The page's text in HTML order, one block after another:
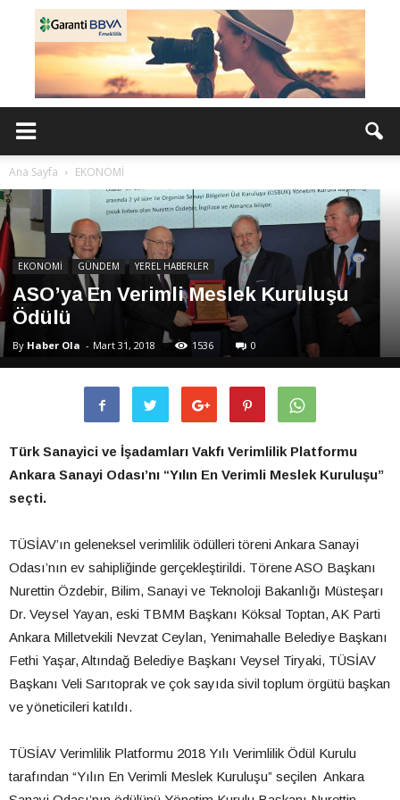
Ana Sayfa EKONOMİ
EKONOMİ GÜNDEM YEREL HABERLER
ASO’ya En Verimli Meslek Kuruluşu
Ödülü
By Haber Ola - Mart 31, 2018 1536 0
Türk Sanayici ve İşadamları Vakfı Verimlilik Platformu
Ankara Sanayi Odası’nı “Yılın En Verimli Meslek Kuruluşu”
seçti.
TÜSİAV’ın geleneksel verimlilik ödülleri töreni Ankara Sanayi
Odası’nın ev sahipliğinde gerçekleştirildi. Törene ASO Başkanı
Nurettin Özdebir, Bilim, Sanayi ve Teknoloji Bakanlığı Müsteşarı
Dr. Veysel Yayan, eski TBMM Başkanı Köksal Toptan, AK Parti
Ankara Milletvekili Nevzat Ceylan, Yenimahalle Belediye Başkanı
Fethi Yaşar, Altındağ Belediye Başkanı Veysel Tiryaki, TÜSİAV
Başkanı Veli Sarıtoprak ve çok sayıda sivil toplum örgütü başkan
ve yöneticileri katıldı.
TÜSİAV Verimlilik Platformu 2018 Yılı Verimlilik Ödül Kurulu
tarafından “Yılın En Verimli Meslek Kuruluşu” seçilen Ankara